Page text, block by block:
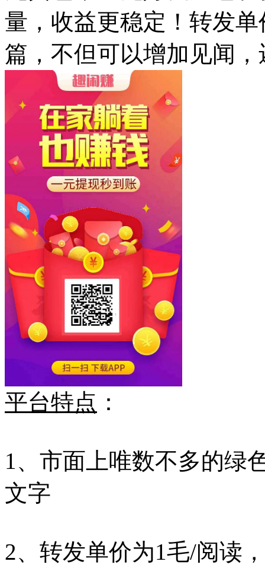
量，收益更稳定！转发
篇，不但可以增加见闻
平台特点 ：
1、市面上唯数不多的绿
文字
2、转发单价为1毛/阅读